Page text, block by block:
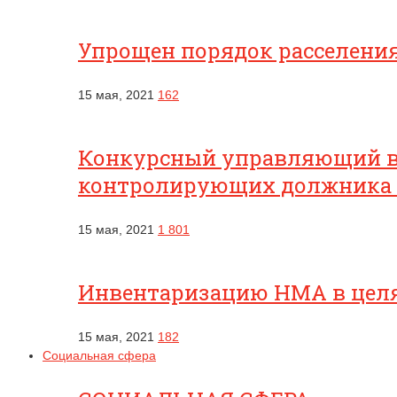
Упрощен порядок
15 мая, 2021 162
Конкурсный управляющий
контролирующих должника
15 мая, 2021 1 801
Инвентаризацию НМА в
15 мая, 2021 182
Социальная сфера